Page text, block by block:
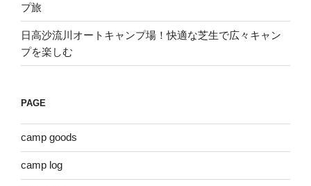
プ旅
日高沙流川オートキャンプ場！快適な芝生で広々キャン
プを楽しむ
PAGE
camp goods
camp log